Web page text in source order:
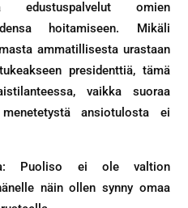
omien
hoitamiseen. Mikäli
ammatillisesta urastaan
presidenttiä, tämä
vaikka suoraa
ansiotulosta ei
Puoliso ei ole valtion
näin ollen synny omaa